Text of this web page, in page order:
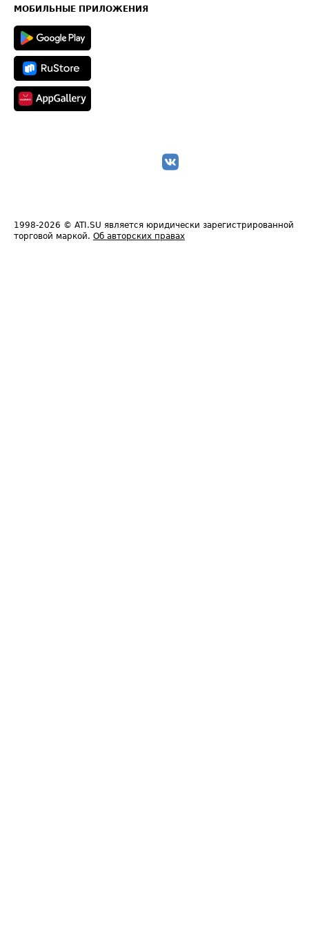
Техническая информация
МОБИЛЬНЫЕ ПРИЛОЖЕНИЯ
1998-2026 © ATI.SU является юридически зарегистрированной
торговой маркой. Об авторских правах